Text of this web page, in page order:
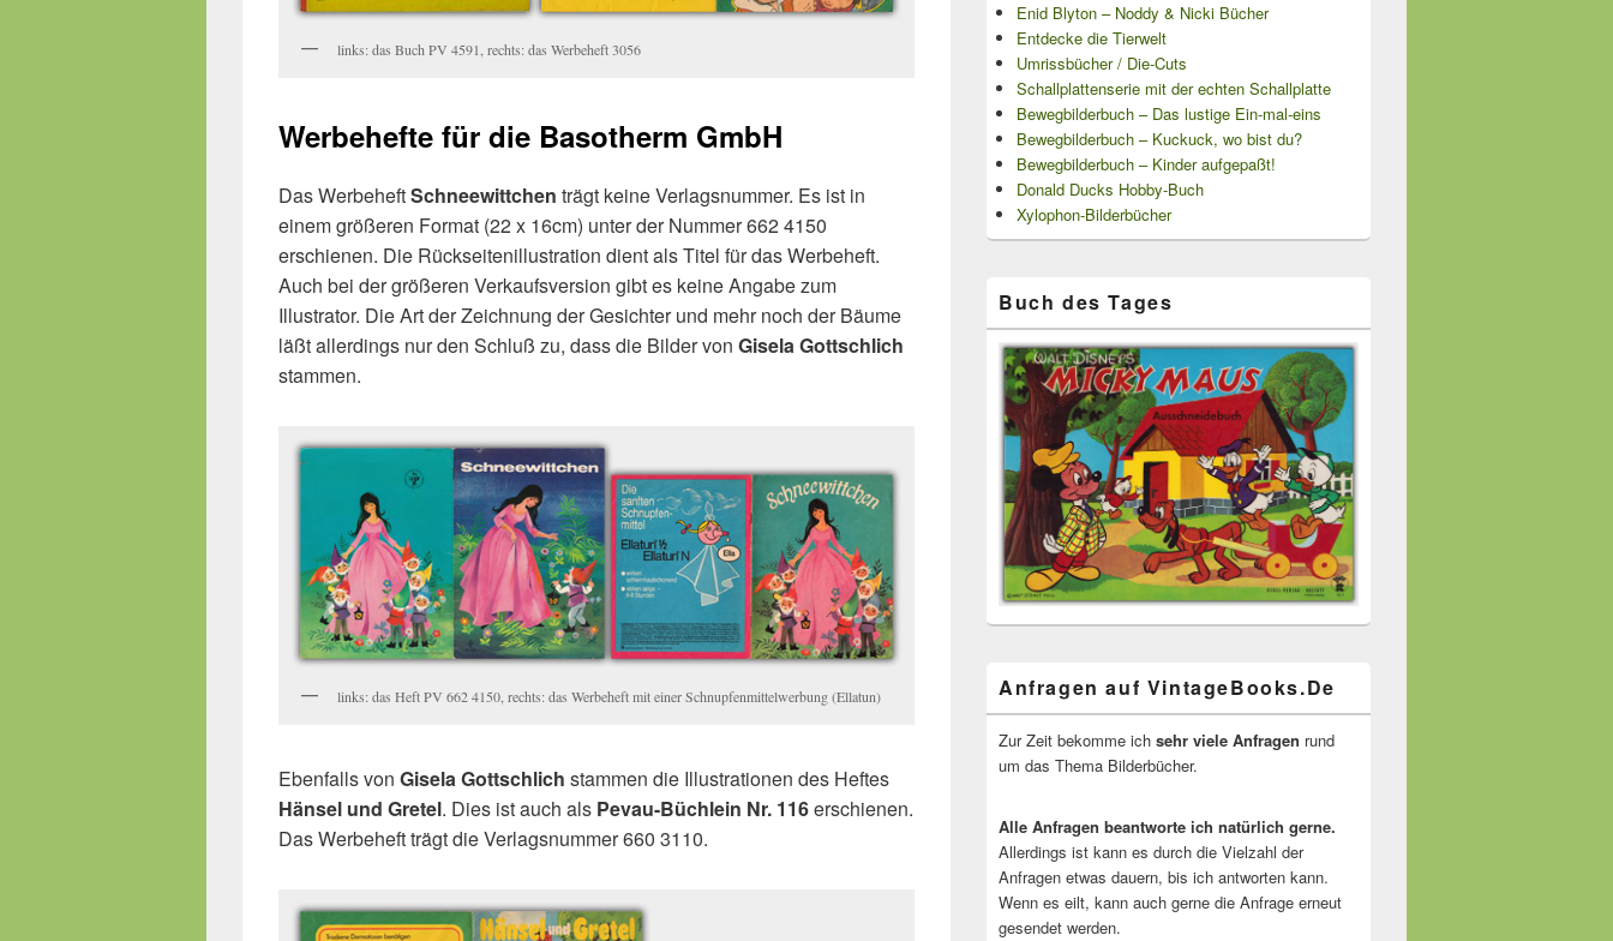
links: das Buch PV 4591, rechts: das Werbeheft 3056
Werbehefte für die Basotherm GmbH
Das WerbeheftSchneewittchen trägt keine Verlagsnummer. Es ist in
einem größeren Format (22 x 16cm) unter der Nummer 662 4150
erschienen. Die Rückseitenillustration dient als Titel für das Werbeheft.
Auch bei der größeren Verkaufsversion gibt es keine Angabe zum
Illustrator. Die Art der Zeichnung der Gesichter und mehr noch der Bäume
läßt allerdings nur den Schluß zu, dass die Bilder von Gisela Gottschlich
stammen.
links: das Heft PV 662 4150, rechts: das Werbeheft mit einer Schnupfenmittelwerbung (Ellatun)
Ebenfalls von Gisela Gottschlich stammen die Illustrationen des Heftes
Hänsel und Gretel. Dies ist auch als Pevau-Büchlein Nr. 116erschienen.
Das Werbeheft trägt die Verlagsnummer 660 3110.
Enid Blyton – Noddy & Nicki Bücher
Entdecke die Tierwelt
Umrissbücher / Die-Cuts
Schallplattenserie mit der echten Schallplatte
Bewegbilderbuch – Das lustige Ein-mal-eins
Bewegbilderbuch – Kuckuck, wo bist du?
Bewegbilderbuch – Kinder aufgepaßt!
Donald Ducks Hobby-Buch
Xylophon-Bilderbücher
Buch des Tages
Anfragen auf VintageBooks.De
Zur Zeit bekomme ich sehr viele Anfragen rund
um das Thema Bilderbücher.
Alle Anfragen beantworte ich natürlich gerne.
Allerdings ist kann es durch die Vielzahl der
Anfragen etwas dauern, bis ich antworten kann.
Wenn es eilt, kann auch gerne die Anfrage erneut
gesendet werden.